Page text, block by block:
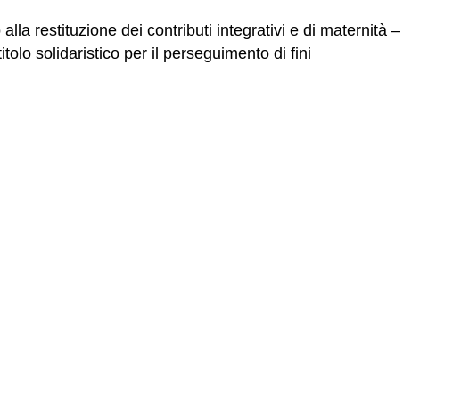
restituzione dei contributi integrativi e di maternità –
solidaristico per il perseguimento di fini